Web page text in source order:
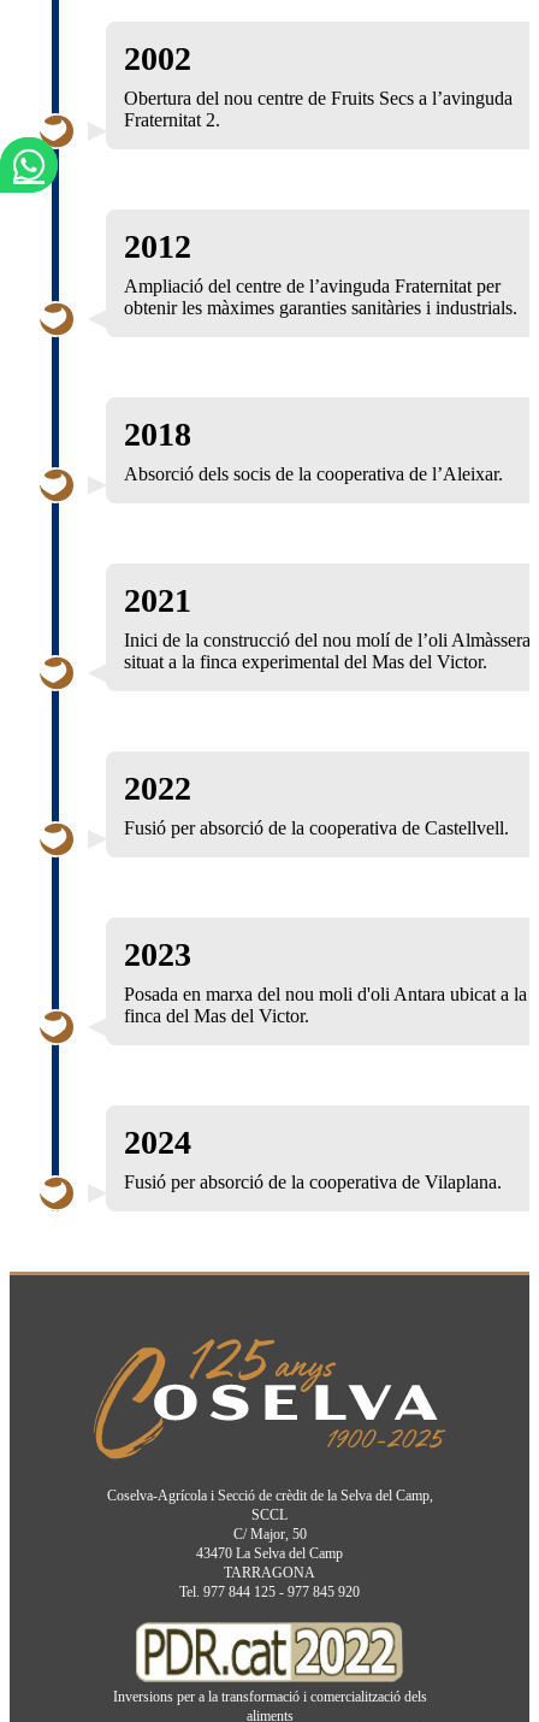
2002
Obertura del nou centre de Fruits Secs a l’avinguda
Fraternitat 2.
2012
Ampliació del centre de l’avinguda Fraternitat per
obtenir les màximes garanties sanitàries i industrials.
2018
Absorció dels socis de la cooperativa de l’Aleixar.
2021
Inici de la construcció del nou molí de l’oli Almàssera
situat a la finca experimental del Mas del Victor.
2022
Fusió per absorció de la cooperativa de Castellvell.
2023
Posada en marxa del nou moli d'oli Antara ubicat a la
finca del Mas del Victor.
2024
Fusió per absorció de la cooperativa de Vilaplana.
Coselva-Agrícola i Secció de crèdit de la Selva del Camp,
SCCL
C/ Major, 50
43470 La Selva del Camp
TARRAGONA
Tel. 977 844 125 - 977 845 920
Inversions per a la transformació i comercialització dels
aliments